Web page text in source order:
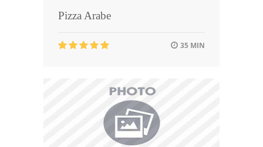
Pizza Arabe
35 MIN